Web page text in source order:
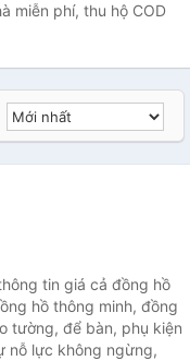
miễn phí, thu hộ COD
tin giá cả đồng hồ
hồ thông minh, đồng
tường, để bàn, phụ kiện
nỗ lực không ngừng,